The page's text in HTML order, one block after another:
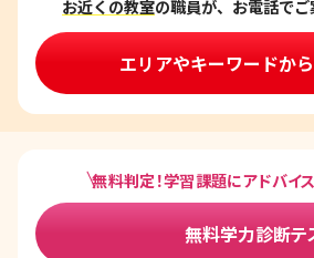
お近くの教室の職員が、お電話でご
エリアやキーワードか
無料判定！学習課題にアドバイ
無料学力診断テ